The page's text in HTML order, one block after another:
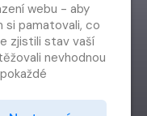
webu - aby
si pamatovali, co
zjistili stav vaší
nevhodnou